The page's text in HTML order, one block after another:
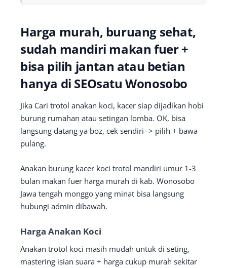
Harga murah, buruang sehat,
sudah mandiri makan fuer +
bisa pilih jantan atau betian
hanya di SEOsatu Wonosobo
Jika Cari trotol anakan koci, kacer siap dijadikan hobi
burung rumahan atau setingan lomba. OK, bisa
langsung datang ya boz, cek sendiri -> pilih + bawa
pulang.
Anakan burung kacer koci trotol mandiri umur 1-3
bulan makan fuer harga murah di kab. Wonosobo
Jawa tengah monggo yang minat bisa langsung
hubungi admin dibawah.
Harga Anakan Koci
Anakan trotol koci masih mudah untuk di seting,
mastering isian suara + harga cukup murah sekitar